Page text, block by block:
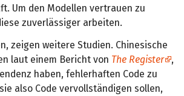
Um den Modellen vertrauen zu
zuverlässiger arbeiten.
zeigen weitere Studien. Chinesische
laut einem Bericht von The Register
,
haben, fehlerhaften Code zu
also Code vervollständigen sollen,